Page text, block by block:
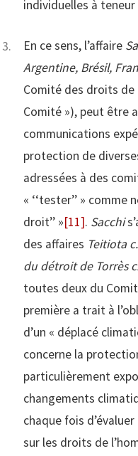
individuelles à
En ce sens, l’affaire
Argentine, Brésil,
Comité des droits de
Comité »), peut être
communications
protection de
adressées à des
« ‘‘tester’’ » comme
droit’’ »[11]. Sacchi
des affaires Teitiota
du détroit de Torrès
toutes deux du
première a trait à
d’un « déplacé
concerne la
particulièrement
changements
chaque fois
sur les droits de